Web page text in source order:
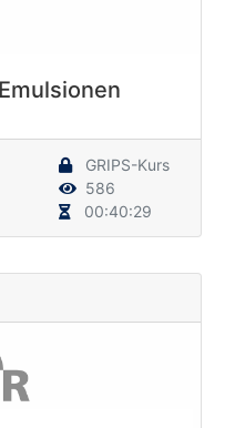
GRIPS-Kurs
586
00:40:29